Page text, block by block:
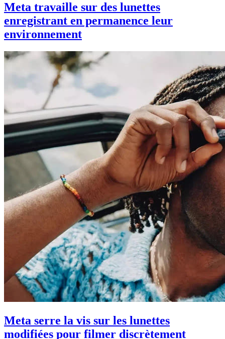
Meta travaille sur des lunettes
enregistrant en permanence leur
environnement
Meta serre la vis sur les lunettes
modifiées pour filmer discrètement